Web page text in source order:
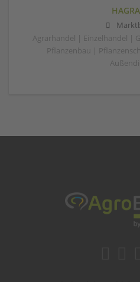
Agrarhandel | Einzelhandel |
Pflanzenbau |